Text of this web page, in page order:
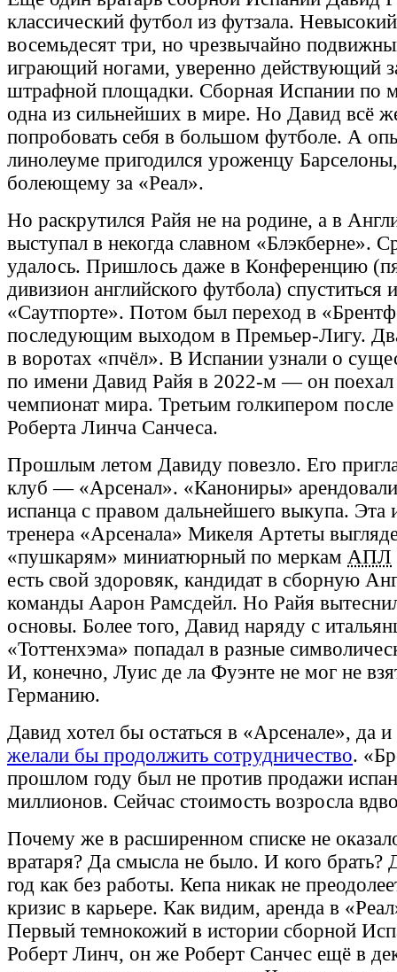
классический футбол из футзала.
восемьдесят три, но чрезвычайно
играющий ногами, уверенно действующий
штрафной площадки. Сборная Испании по
одна из сильнейших в мире. Но Давид всё
попробовать себя в большом футболе. А
линолеуме пригодился уроженцу Барселоны,
болеющему за «Реал».
Но раскрутился Райя не на родине, а в
выступал в некогда славном «Блэкберне».
удалось. Пришлось даже в Конференцию
дивизион английского футбола) спуститься
«Саутпорте». Потом был переход в
последующим выходом в Премьер-Лигу.
в воротах «пчёл». В Испании узнали о
по имени Давид Райя в 2022-м — он поехал
чемпионат мира. Третьим голкипером
Роберта Линча Санчеса.
Прошлым летом Давиду повезло. Его
клуб — «Арсенал». «Канониры» арендовали
испанца с правом дальнейшего выкупа. Эта
тренера «Арсенала» Микеля Артеты
«пушкарям» миниатюрный по меркам АПЛ
есть свой здоровяк, кандидат в сборную
команды Аарон Рамсдейл. Но Райя
основы. Более того, Давид наряду с
«Тоттенхэма» попадал в разные
И, конечно, Луис де ла Фуэнте не мог не
Германию.
Давид хотел бы остаться в «Арсенале», да и
желали бы продолжить сотрудничество.
прошлом году был не против продажи
миллионов. Сейчас стоимость возросла
Почему же в расширенном списке не
вратаря? Да смысла не было. И кого
год как без работы. Кепа никак не
кризис в карьере. Как видим, аренда в
Первый темнокожий в истории сборной
Роберт Линч, он же Роберт Санчес ещё в